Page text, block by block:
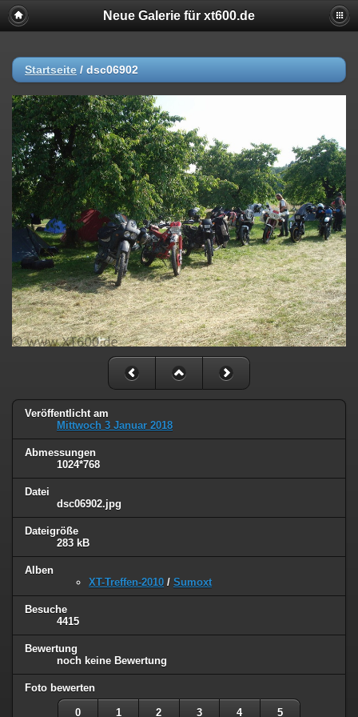
Neue Galerie für xt600.de
Startseite / dsc06902
Veröffentlicht am
Mittwoch 3 Januar 2018
Abmessungen
1024*768
Datei
dsc06902.jpg
Dateigröße
283 kB
Alben
XT-Treffen-2010 / Sumoxt
Besuche
4415
Bewertung
noch keine Bewertung
Foto bewerten
0 1 2 3 4 5